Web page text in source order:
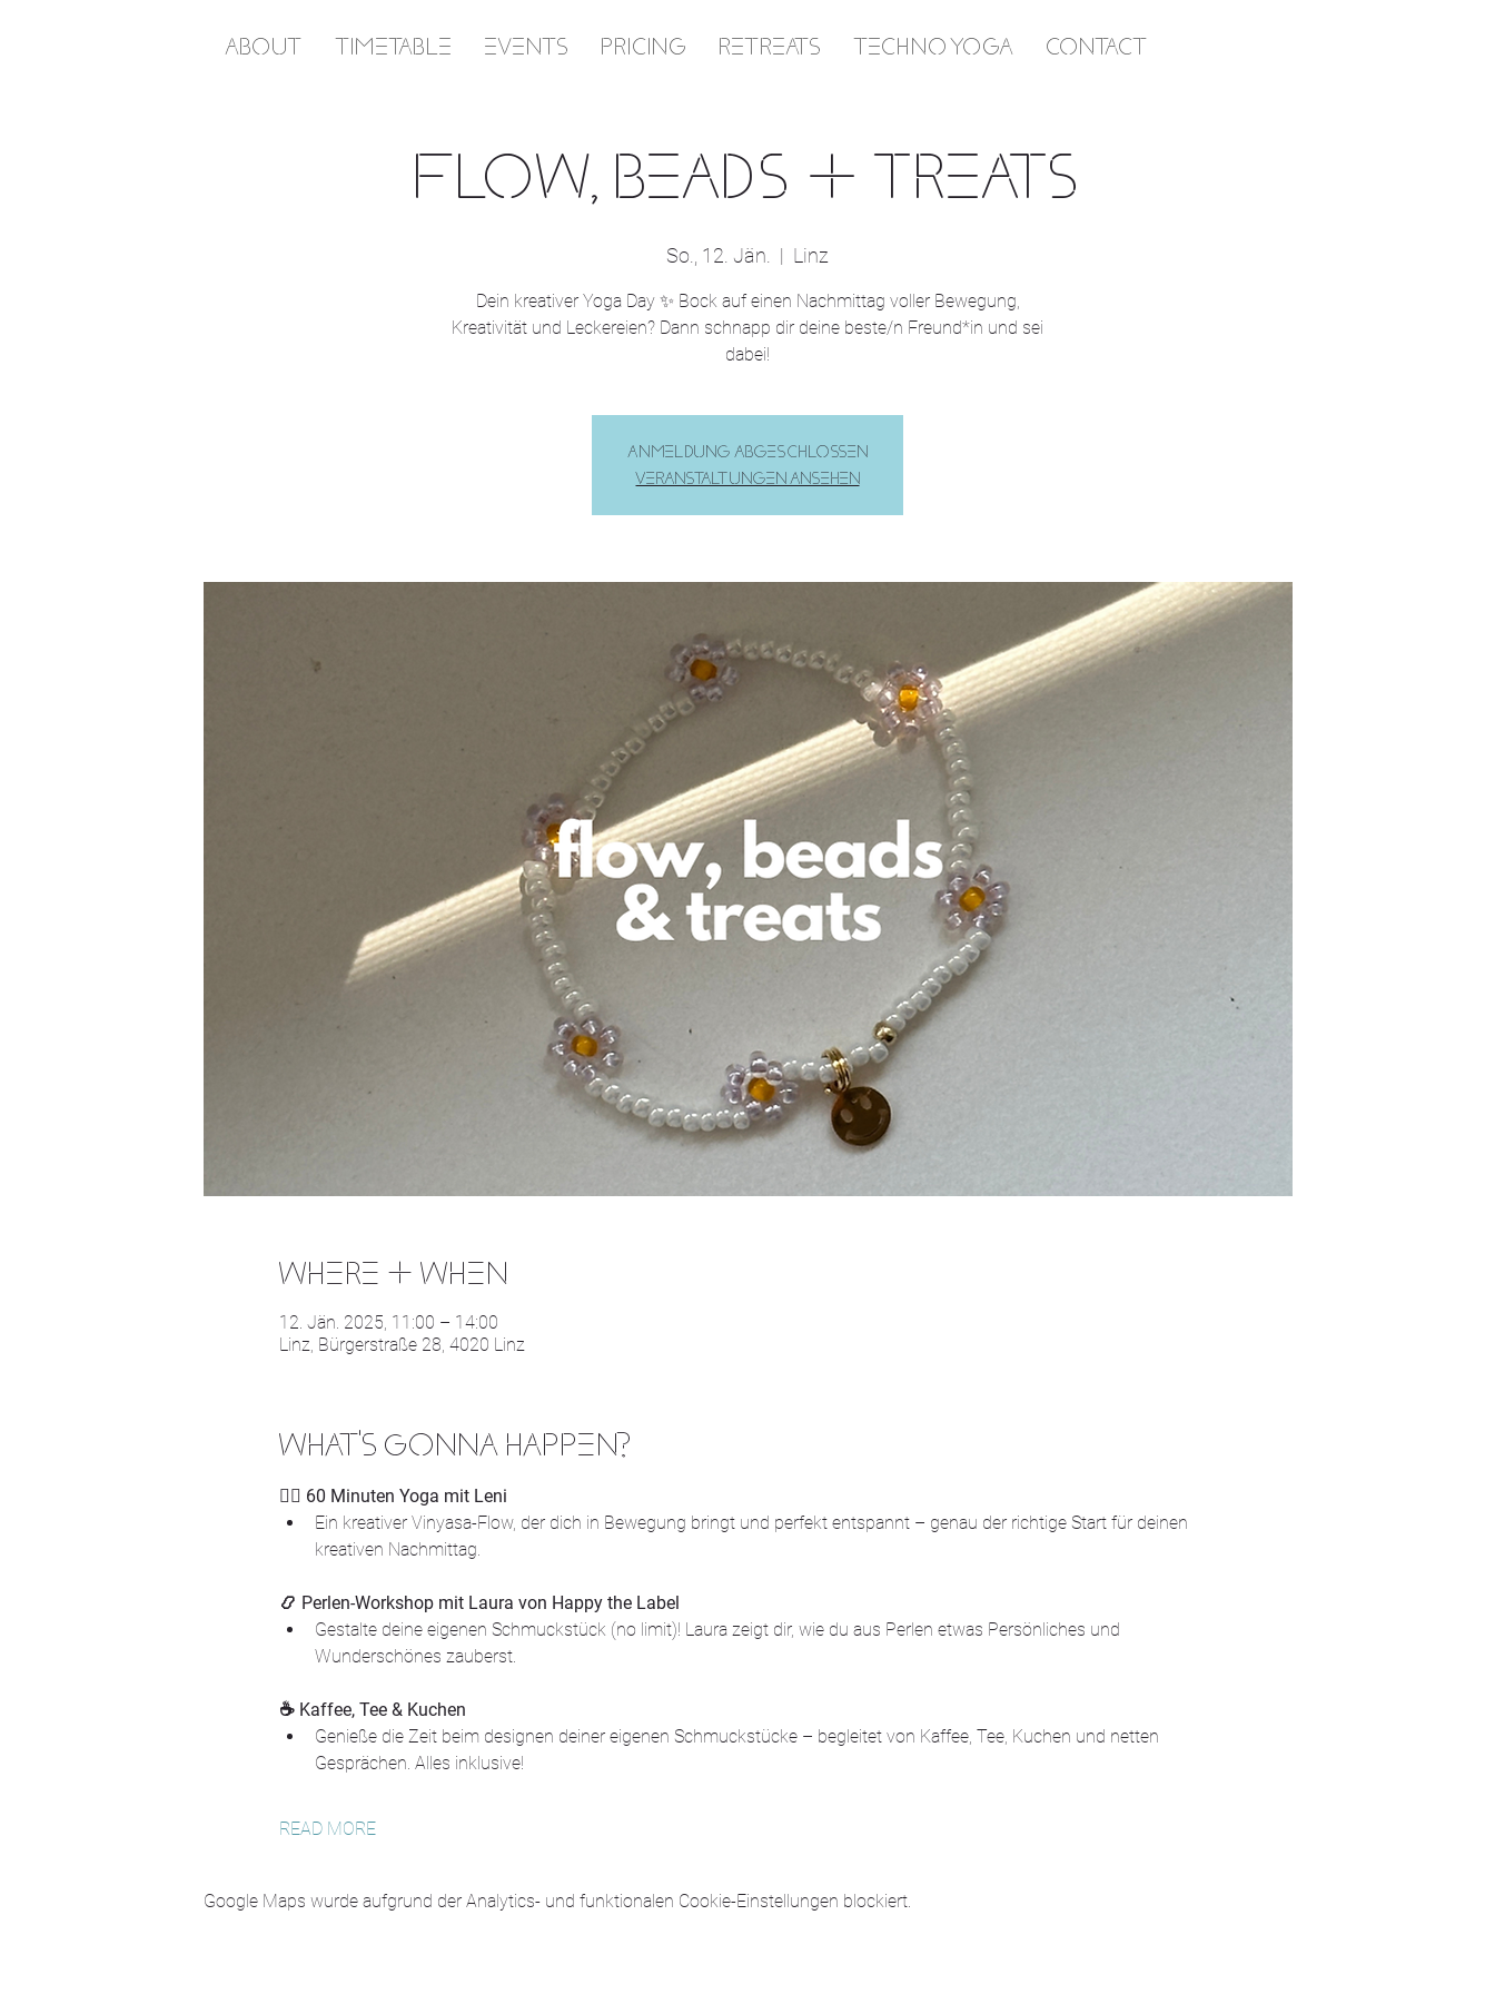
FLOW, BEADS & TREATS
So., 12. Jän.
  |
Linz
Dein kreativer Yoga Day ✨ Bock auf einen Nachmittag voller Bewegung,
Kreativität und Leckereien? Dann schnapp dir deine beste/n Freund*in und sei
dabei!
Anmeldung abgeschlossen
Veranstaltungen ansehen
WHERE & WHEN
12. Jän. 2025, 11:00 – 14:00
Linz, Bürgerstraße 28, 4020 Linz
WHAT'S GONNA HAPPEN?
🧘‍♀️ 60 Minuten Yoga mit Leni
Ein kreativer Vinyasa-Flow, der dich in Bewegung bringt und perfekt entspannt – genau der richtige Start für deinen
kreativen Nachmittag.
📿 Perlen-Workshop mit Laura von Happy the Label
Gestalte deine eigenen Schmuckstück (no limit)! Laura zeigt dir, wie du aus Perlen etwas Persönliches und
Wunderschönes zauberst.
☕ Kaffee, Tee & Kuchen
Genieße die Zeit beim designen deiner eigenen Schmuckstücke – begleitet von Kaffee, Tee, Kuchen und netten
Gesprächen. Alles inklusive!
READ MORE
Google Maps wurde aufgrund der Analytics- und funktionalen Cookie-Einstellungen blockiert.
ABOUT TIMETABLE EVENTS PRICING RETREATS TECHNO YOGA CONTACT